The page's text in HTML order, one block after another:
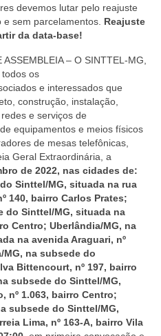
devemos lutar pelo reajuste
sem parcelamentos. Reajuste
da data-base!
ASSEMBLEIA– O SINTTEL-MG,
os
e interessados que
construção, instalação,
e serviços de
equipamentos e meios físicos
de mesas telefônicas,
Geral Extraordinária, a
de 2022, nas cidades de:
Sinttel/MG, situada na rua
140, bairro Carlos Prates;
do Sinttel/MG, situada na
Centro; Uberlândia/MG, na
na avenida Araguari, nº
MG, na subsede do
Bittencourt, nº 197, bairro
subsede do Sinttel/MG,
nº 1.063, bairro Centro;
subsede do Sinttel/MG,
Lima, nº 163-A, bairro Vila